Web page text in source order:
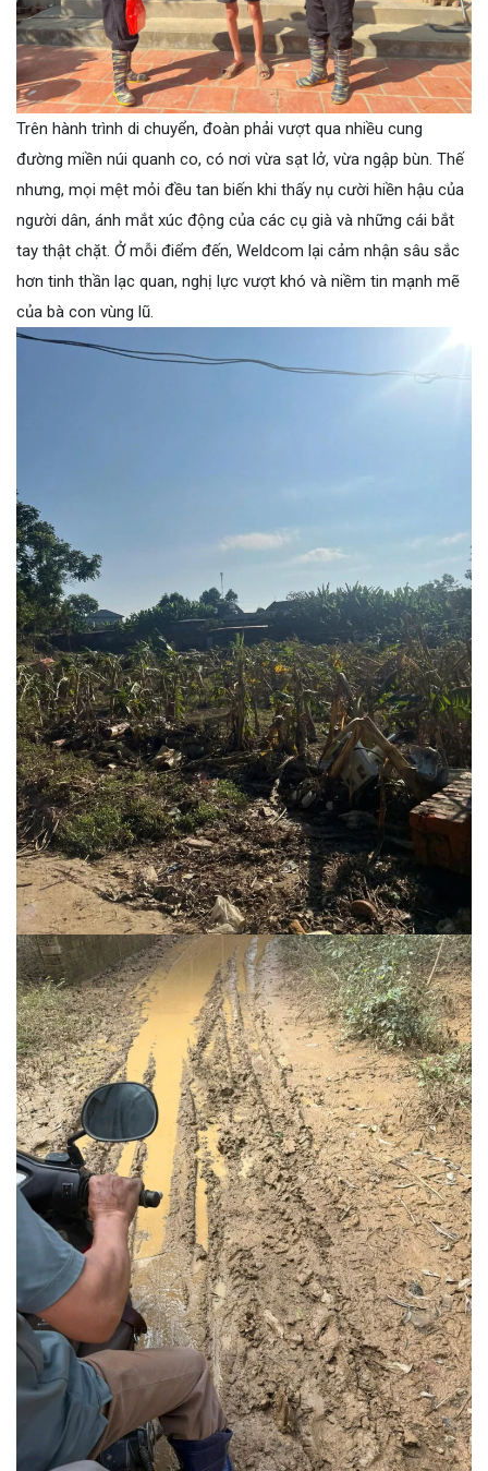
Trên hành trình di chuyển, đoàn phải vượt qua nhiều cung
đường miền núi quanh co, có nơi vừa sạt lở, vừa ngập bùn. Thế
nhưng, mọi mệt mỏi đều tan biến khi thấy nụ cười hiền hậu của
người dân, ánh mắt xúc động của các cụ già và những cái bắt
tay thật chặt. Ở mỗi điểm đến, Weldcom lại cảm nhận sâu sắc
hơn tinh thần lạc quan, nghị lực vượt khó và niềm tin mạnh mẽ
của bà con vùng lũ.